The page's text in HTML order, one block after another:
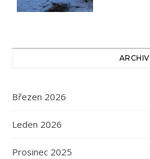
ARCHIV
Březen 2026
Leden 2026
Prosinec 2025